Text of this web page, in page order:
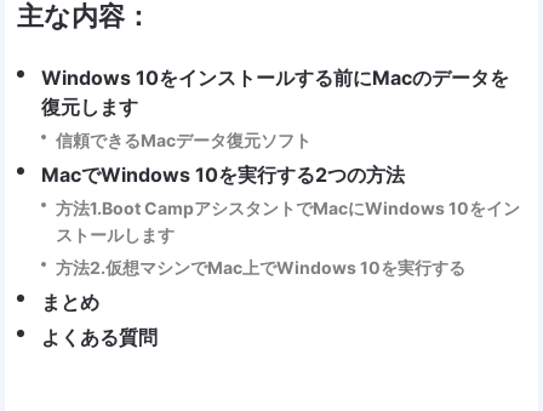
主な内容：
Windows 10をインストールする前にMacのデータを
復元します
信頼できるMacデータ復元ソフト
MacでWindows 10を実行する2つの方法
方法1.Boot CampアシスタントでMacにWindows 10をイン
ストールします
方法2.仮想マシンでMac上でWindows 10を実行する
まとめ
よくある質問